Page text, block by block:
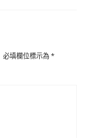
必填欄位標示為*